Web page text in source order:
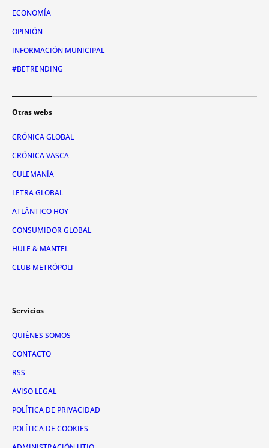
ECONOMÍA
OPINIÓN
INFORMACIÓN MUNICIPAL
#BETRENDING
Otras webs
CRÓNICA GLOBAL
CRÓNICA VASCA
CULEMANÍA
LETRA GLOBAL
ATLÁNTICO HOY
CONSUMIDOR GLOBAL
HULE & MANTEL
CLUB METRÓPOLI
Servicios
QUIÉNES SOMOS
CONTACTO
RSS
AVISO LEGAL
POLÍTICA DE PRIVACIDAD
POLÍTICA DE COOKIES